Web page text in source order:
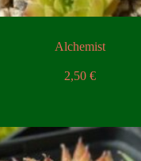
Alchemist
2,50 €